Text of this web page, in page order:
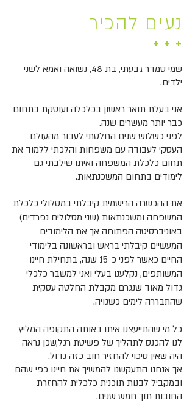
נעים להכיר
+ + +
שמי סמדר גבעתי, בת 48, נשואה ואמא לשני
ילדים.
אני בעלת תואר ראשון בכלכלה ועוסקת בתחום
כבר יותר מעשרים שנה.
לפני כשלוש שנים החלטתי לעבור מהעולם
העסקי לעבודה עם משפחות והלכתי ללמוד את
תחום כלכלת המשפחה ואיתו שילבתי גם
לימודים בתחום המשכנתאות.
את ההכשרה הרישמית קיבלתי במסלולי כלכלת
המשפחה ומשכנתאות (שני מסלולים נפרדים)
באוניברסיטה הפתוחה אך את הלימודים
המעשיים קיבלתי בראש ובראשונה בלימודי
החיים כאשר לפני כ-15 שנה, בתחילת חיינו
המשותפים, נקלענו בעלי ואני למשבר כלכלי
גדול מאוד שנגרם מקבלת החלטה עסקית
שהתבררה לימים כשגויה.
כל מי שהתייעצנו איתו באותה התקופה המליץ
לנו להכנס לתהליך של פשיטת רגל,שכן נראה
היה שאין סיכוי להחזיר חוב כזה גדול.
אך אנחנו התעקשנו להמשיך את חיינו כפי שהם
ובמקביל לבנות תוכנית כלכלית להחזרת
החובות תוך חמש שנים.